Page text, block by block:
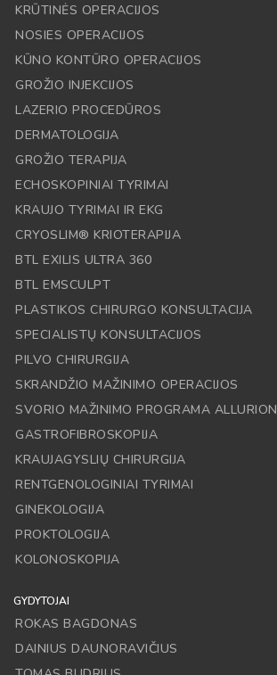
KRŪTINĖS OPERACIJOS
NOSIES OPERACIJOS
KŪNO KONTŪRO OPERACIJOS
GROŽIO INJEKCIJOS
LAZERIO PROCEDŪROS
DERMATOLOGIJA
GROŽIO TERAPIJA
ECHOSKOPINIAI TYRIMAI
KRAUJO TYRIMAI IR EKG
CRYOSLIM® KRIOTERAPIJA
BTL EXILIS ULTRA 360
BTL EMSCULPT
PLASTIKOS CHIRURGO KONSULTACIJA
SPECIALISTŲ KONSULTACIJOS
PILVO CHIRURGIJA
SKRANDŽIO MAŽINIMO OPERACIJOS
SVORIO MAŽINIMO PROGRAMA ALLURION
GASTROFIBROSKOPIJA
KRAUJAGYSLIŲ CHIRURGIJA
RENTGENOLOGINIAI TYRIMAI
GINEKOLOGIJA
PROKTOLOGIJA
KOLONOSKOPIJA
GYDYTOJAI
ROKAS BAGDONAS
DAINIUS DAUNORAVIČIUS